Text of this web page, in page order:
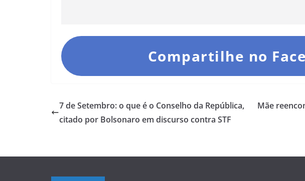
Compartilhe no
7 de Setembro: o que é o Conselho da República,
citado por Bolsonaro em discurso contra STF
Mãe